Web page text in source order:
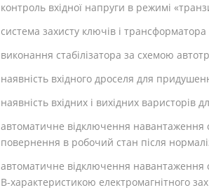
контроль вхідної напруги в режимі
система захисту ключів і трансформатора
виконання стабілізатора за схемою
наявність вхідного дроселя для
наявність вхідних і вихідних варисторів
автоматичне відключення навантаження
повернення в робочий стан після
автоматичне відключення навантаження
В-характеристикою електромагнітного